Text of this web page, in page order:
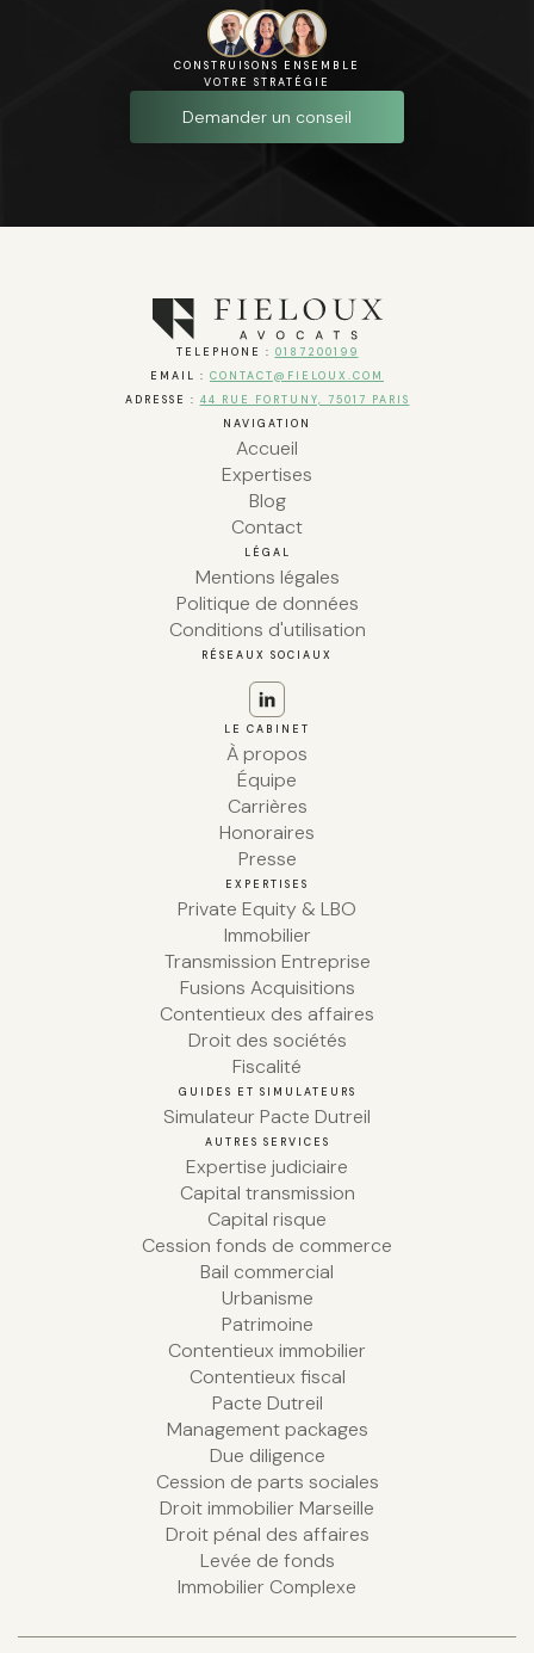
CONSTRUISONS ENSEMBLE
VOTRE STRATÉGIE
Demander un conseil
TELEPHONE : 0187200199
EMAIL : CONTACT@FIELOUX.COM
ADRESSE : 44 RUE FORTUNY, 75017 PARIS
NAVIGATION
Accueil
Expertises
Blog
Contact
LÉGAL
Mentions légales
Politique de données
Conditions d'utilisation
RÉSEAUX SOCIAUX
LE CABINET
À propos
Équipe
Carrières
Honoraires
Presse
EXPERTISES
Private Equity & LBO
Immobilier
Transmission Entreprise
Fusions Acquisitions
Contentieux des affaires
Droit des sociétés
Fiscalité
GUIDES ET SIMULATEURS
Simulateur Pacte Dutreil
AUTRES SERVICES
Expertise judiciaire
Capital transmission
Capital risque
Cession fonds de commerce
Bail commercial
Urbanisme
Patrimoine
Contentieux immobilier
Contentieux fiscal
Pacte Dutreil
Management packages
Due diligence
Cession de parts sociales
Droit immobilier Marseille
Droit pénal des affaires
Levée de fonds
Immobilier Complexe